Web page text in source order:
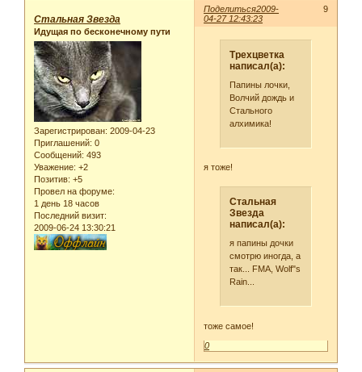
Поделиться 9
2009-
04-27 12:43:23
Стальная Звезда
Идущая по бесконечному пути
Зарегистрирован: 2009-04-23
Приглашений: 0
Сообщений: 493
Уважение: +2
Позитив: +5
Провел на форуме:
1 день 18 часов
Последний визит:
2009-06-24 13:30:21
Трехцветка
написал(а):
Папины лочки,
Волчий дождь и
Стального
алхимика!
я тоже!
Стальная
Звезда
написал(а):
я папины дочки
смотрю иногда, а
так... FMA, Wolf"s
Rain...
тоже самое!
0